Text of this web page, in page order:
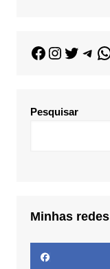
Pesquisar
Minhas redes